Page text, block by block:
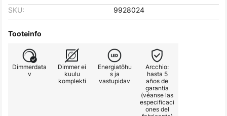
SKU:
9928024
Tooteinfo
Dimmerdata
v
Dimmer ei
kuulu
komplekti
Energiatõhu
s ja
vastupidav
Arcchio:
hasta 5
años de
garantía
(véanse las
especificaci
ones del